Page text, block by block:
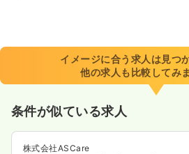
イメージに合う求人は見つ
他の求人も比較してみ
条件が似ている求人
株式会社ASCare